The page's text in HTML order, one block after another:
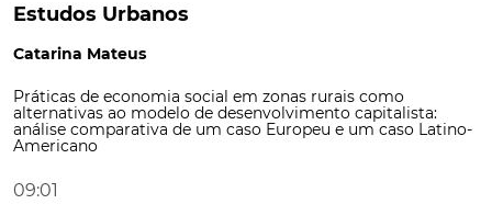
Estudos Urbanos
Catarina Mateus
Práticas de economia social em zonas rurais como
alternativas ao modelo de desenvolvimento capitalista:
análise comparativa de um caso Europeu e um caso Latino-
Americano
09:01